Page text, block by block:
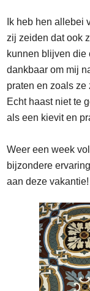
Ik heb hen allebei
zij zeiden dat ook
kunnen blijven die
dankbaar om mij
praten en zoals ze
Echt haast niet te
als een kievit en
Weer een week
bijzondere
aan deze vakantie!